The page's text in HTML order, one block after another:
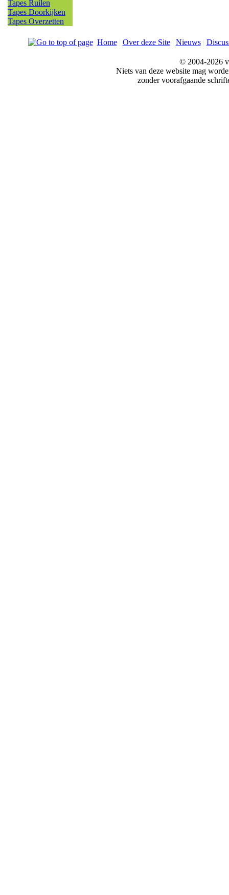
Tapes Ruilen
Tapes Doorkijken
Tapes Overzetten
Home| Over deze Site| Nieuws|
© 2004-2026
Niets van deze website mag
zonder voorafgaande